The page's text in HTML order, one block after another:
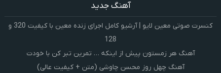
آهنگ جدید
کنسرت صوتی معین لایو | آرشیو کامل اجرای زنده معین با کیفیت 320 و
128
آهنگ هر زمستون پیش از اینکه … تمرین تبر کن با خودت
آهنگ چهل روز محسن چاوشی (متن + کیفیت عالی)